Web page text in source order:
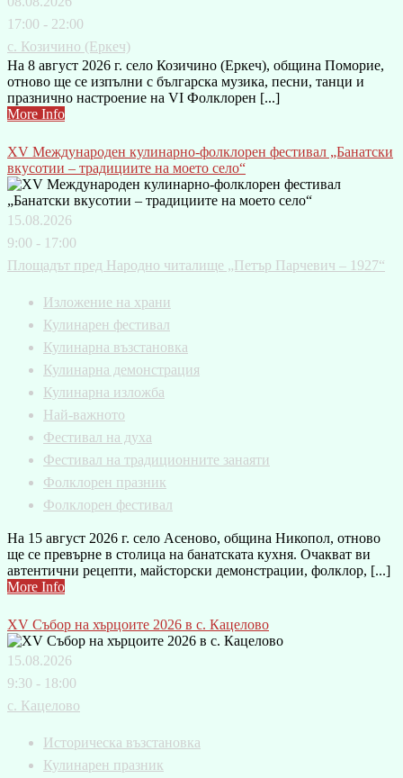
17:00 - 22:00
с. Козичино (Еркеч)
На 8 август 2026 г. село Козичино (Еркеч), община Поморие,
отново ще се изпълни с българска музика, песни, танци и
празнично настроение на VI Фолклорен [...]
More Info
XV Международен кулинарно-фолклорен фестивал „Банатски
вкусотии – традициите на моето село“
15.08.2026
9:00 - 17:00
Площадът пред Народно читалище „Петър Парчевич – 1927“
Изложение на храни
Кулинарен фестивал
Кулинарна възстановка
Кулинарна демонстрация
Кулинарна изложба
Най-важното
Фестивал на духа
Фестивал на традиционните занаяти
Фолклорен празник
Фолклорен фестивал
На 15 август 2026 г. село Асеново, община Никопол, отново
ще се превърне в столица на банатската кухня. Очакват ви
автентични рецепти, майсторски демонстрации, фолклор, [...]
More Info
XV Събор на хърцоите 2026 в с. Кацелово
15.08.2026
9:30 - 18:00
с. Кацелово
Историческа възстановка
Кулинарен празник